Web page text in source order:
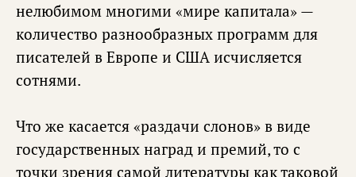
нелюбимом многими «мире капитала» —
количество разнообразных программ для
писателей в Европе и США исчисляется
сотнями.
Что же касается «раздачи слонов» в виде
государственных наград и премий, то с
точки зрения самой литературы как таковой